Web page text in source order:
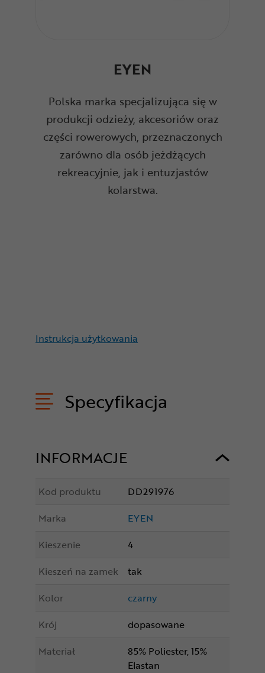
EYEN
Polska marka specjalizująca się w
produkcji odzieży, akcesoriów oraz
części rowerowych, przeznaczonych
zarówno dla osób jeżdżących
rekreacyjnie, jak i entuzjastów
kolarstwa.
Instrukcja użytkowania
Specyfikacja
INFORMACJE
Kod produktu
DD291976
Marka
EYEN
Kieszenie
4
Kieszeń na zamek
tak
Kolor
czarny
Krój
dopasowane
Materiał
85% Poliester, 15%
Elastan